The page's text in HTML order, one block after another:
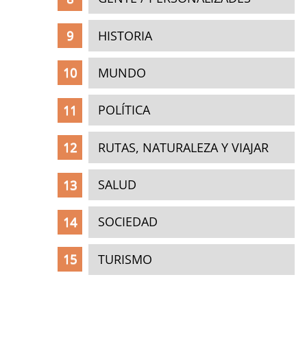
HISTORIA
MUNDO
POLÍTICA
RUTAS, NATURALEZA Y VIAJAR
SALUD
SOCIEDAD
TURISMO